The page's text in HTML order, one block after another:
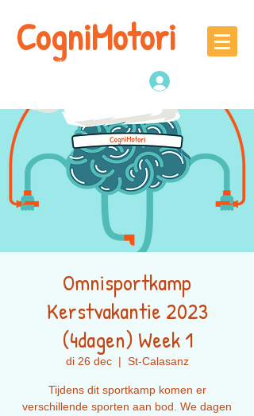
CogniMotori
Naschoolse
Omnisportkamp
Kerstvakantie 2023
(4dagen) Week 1
di 26 dec
  |
St-Calasanz
Tijdens dit sportkamp komen er
verschillende sporten aan bod. We dagen